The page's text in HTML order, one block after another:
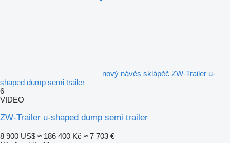
nový návěs sklápěč ZW-Trailer u-
shaped dump semi trailer
6
VIDEO
ZW-Trailer u-shaped dump semi trailer
8 900 US$ ≈ 186 400 Kč ≈ 7 703 €